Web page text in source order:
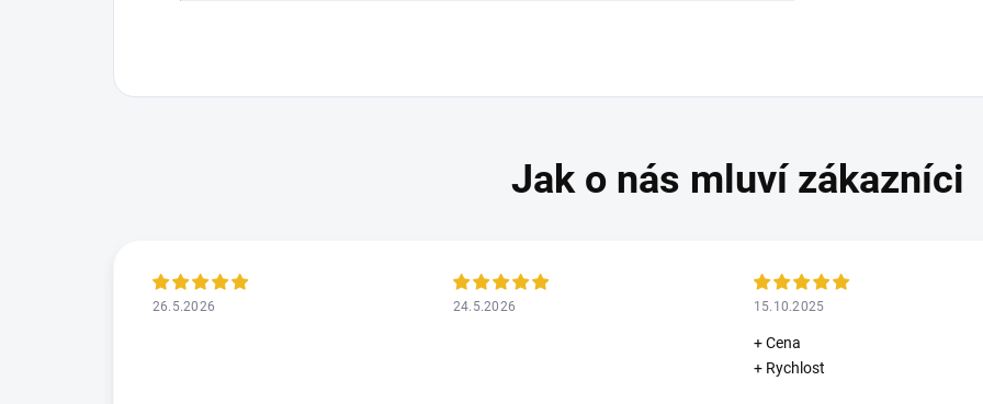
26.5.2026 24.5.2026 15.10.2025
+ Cena
+ Rychlost